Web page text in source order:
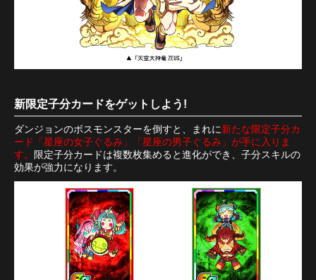
新限定子分カードをゲットしよう!
ダンジョンのボスモンスターを倒すと、まれに新たな限定子分カ
ード「星座の女子ぐるみ」「星座の男子ぐるみ」が手に入りま
す。
限定子分カードは複数枚集めると進化ができ、子分スキルの
効果が強力になります。